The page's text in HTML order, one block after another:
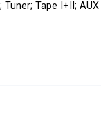
Tape I+II; AUX